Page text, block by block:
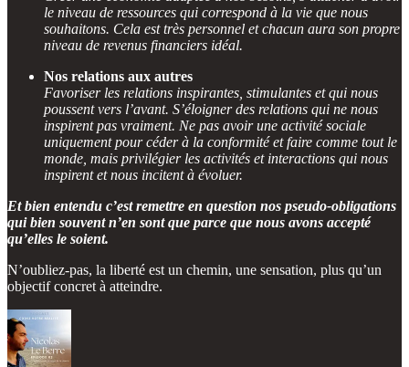
le niveau de ressources qui correspond à la vie que nous
souhaitons. Cela est très personnel et chacun aura son propre
niveau de revenus financiers idéal.
Nos relations aux autres
Favoriser les relations inspirantes, stimulantes et qui nous
poussent vers l’avant. S’éloigner des relations qui ne nous
inspirent pas vraiment. Ne pas avoir une activité sociale
uniquement pour céder à la conformité et faire comme tout le
monde, mais privilégier les activités et interactions qui nous
inspirent et nous incitent à évoluer.
Et bien entendu c’est remettre en question nos pseudo-obligations
qui bien souvent n’en sont que parce que nous avons accepté
qu’elles le soient.
N’oubliez-pas, la liberté est un chemin, une sensation, plus qu’un
objectif concret à atteindre.